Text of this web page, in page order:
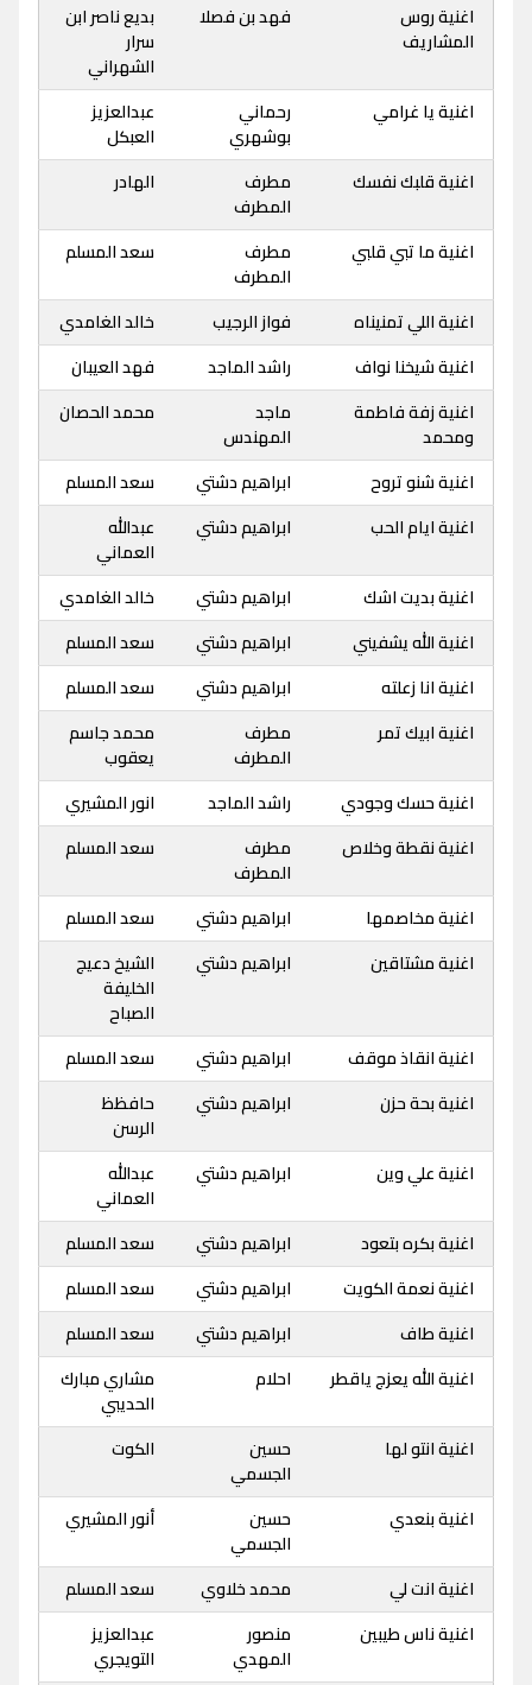
اغنية روس
المشاريف
فهد بن فصلا
بديع ناصر ابن
سرار
الشهراني
اغنية يا غرامي
رحماني
بوشهري
عبدالعزيز
العبكل
اغنية قلبك نفسك
مطرف
المطرف
الهادر
اغنية ما تبي قلبي
مطرف
المطرف
سعد المسلم
اغنية اللي تمنيناه فواز الرجيب
خالد الغامدي
اغنية شيخنا نواف
راشد الماجد
فهد العيبان
اغنية زفة فاطمة
ومحمد
ماجد
المهندس
محمد الحصان
اغنية شنو تروح ابراهيم دشتي
سعد المسلم
اغنية ايام الحب
ابراهيم دشتي
عبدالله
العماني
اغنية بديت اشك
ابراهيم دشتي
خالد الغامدي
اغنية الله يشفيني
ابراهيم دشتي
سعد المسلم
اغنية انا زعلته
ابراهيم دشتي
سعد المسلم
اغنية ابيك تمر
مطرف
المطرف
محمد جاسم
يعقوب
اغنية حسك وجودي
راشد الماجد
انور المشيري
اغنية نقطة وخلاص
مطرف
المطرف
سعد المسلم
اغنية مخاصمها ابراهيم دشتي
سعد المسلم
اغنية مشتاقين
ابراهيم دشتي
الشيخ دعيج
الخليفة
الصباح
اغنية انقاذ موقف
ابراهيم دشتي
سعد المسلم
اغنية بحة حزن
ابراهيم دشتي
حافظظ
الرسن
اغنية علي وين
ابراهيم دشتي
عبدالله
العماني
اغنية بكره بتعود
ابراهيم دشتي
سعد المسلم
اغنية نعمة الكويت
ابراهيم دشتي
سعد المسلم
اغنية طاف
ابراهيم دشتي
سعد المسلم
اغنية الله يعزج ياقطر
احلام
مشاري مبارك
الحديبي
اغنية انتو لها
حسين
الجسمي
الكوت
اغنية بنعدي
حسين
الجسمي
أنور المشيري
اغنية انت لي محمد خلاوي
سعد المسلم
اغنية ناس طيبين
منصور
المهدي
عبدالعزيز
التويجري